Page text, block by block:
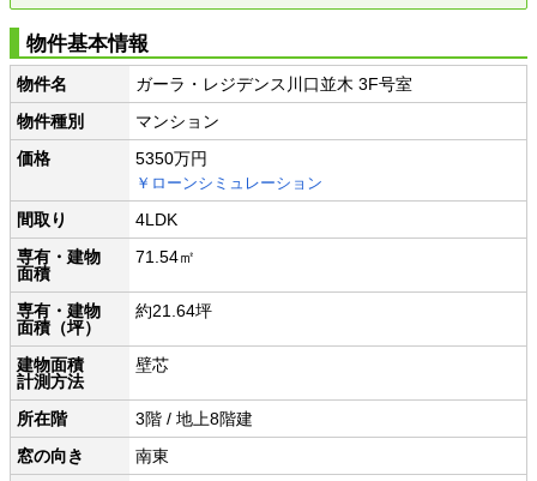
物件基本情報
物件名
ガーラ・レジデンス川口並木 3F号室
物件種別
マンション
価格
5350万円
￥ローンシミュレーション
間取り
4LDK
専有・建物
面積
71.54㎡
専有・建物
面積（坪）
約21.64坪
建物面積
計測方法
壁芯
所在階
3階 / 地上8階建
窓の向き
南東